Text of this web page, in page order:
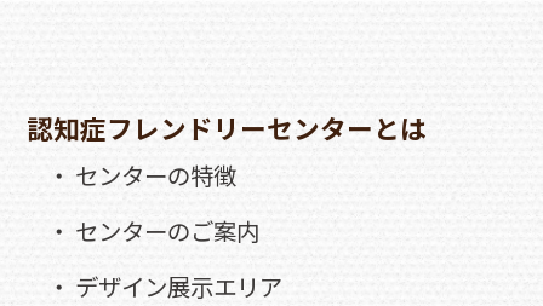
認知症フレンドリーセンターとは
・ センターの特徴
・ センターのご案内
・ デザイン展示エリア